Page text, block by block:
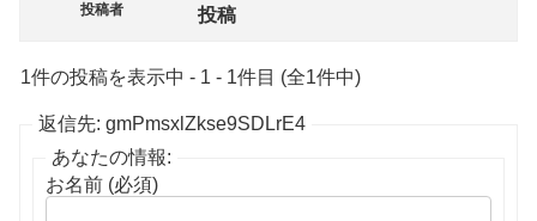
投稿者 投稿
1件の投稿を表示中 - 1 - 1件目 (全1件中)
返信先: gmPmsxlZkse9SDLrE4
あなたの情報:
お名前 (必須)